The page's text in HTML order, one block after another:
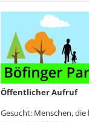
Öffentlicher Aufruf
Gesucht: Menschen,